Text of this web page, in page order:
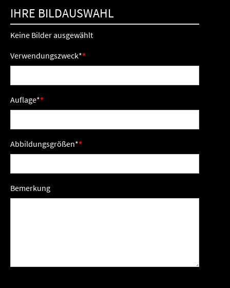
IHRE BILDAUSWAHL
Keine Bilder ausgewählt
Verwendungszweck*
Auflage*
Abbildungsgrößen*
Bemerkung